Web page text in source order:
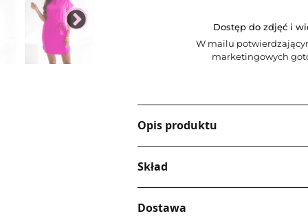
Dostęp do zdjęć i
W mailu
marketingowych
Opis produktu
Skład
Dostawa